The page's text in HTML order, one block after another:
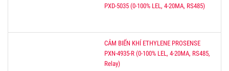
PXD-5035 (0-100% LEL, 4-20MA, RS485)
CẢM BIẾN KHÍ ETHYLENE PROSENSE
PXN-4935-R (0-100% LEL, 4-20MA, RS485,
Relay)